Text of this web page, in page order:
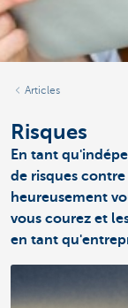
Articles
Risques
En tant
de risques
heureusement
vous courez et
en tant